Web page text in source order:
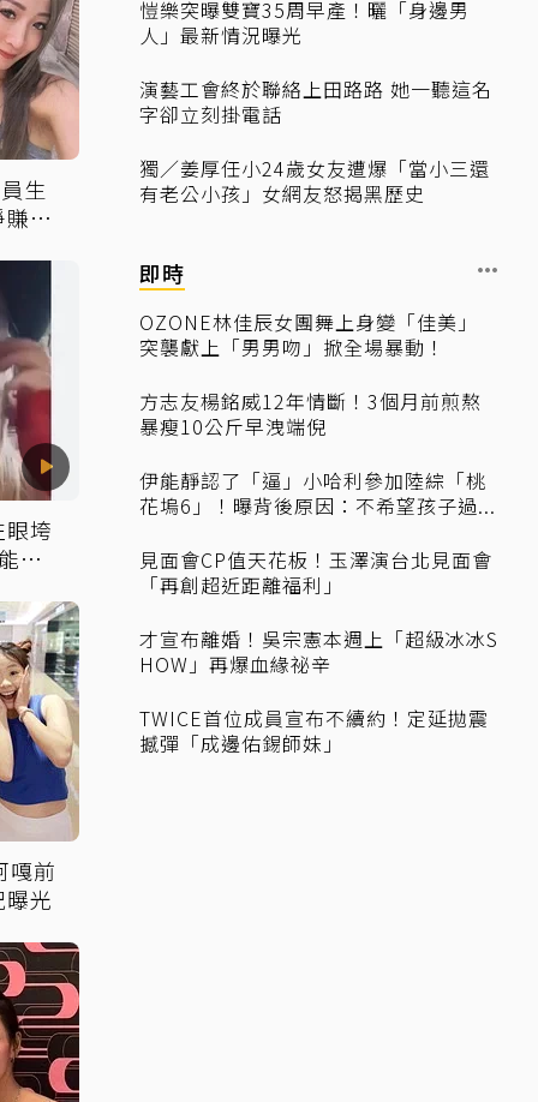
生
垮
相
嘎前
光
愷樂突曝雙寶35周早產！曬「身邊男
人」最新情況曝光
演藝工會終於聯絡上田路路 她一聽這名
字卻立刻掛電話
獨／姜厚任小24歲女友遭爆「當小三還
有老公小孩」女網友怒揭黑歷史
即時
OZONE林佳辰女團舞上身變「佳美」
突襲獻上「男男吻」掀全場暴動！
方志友楊銘威12年情斷！3個月前煎熬
暴瘦10公斤早洩端倪
伊能靜認了「逼」小哈利參加陸綜「桃
花塢6」！曝背後原因：不希望孩子過...
見面會CP值天花板！玉澤演台北見面會
「再創超近距離福利」
才宣布離婚！吳宗憲本週上「超級冰冰S
HOW」再爆血緣祕辛
TWICE首位成員宣布不續約！定延拋震
撼彈「成邊佑錫師妹」